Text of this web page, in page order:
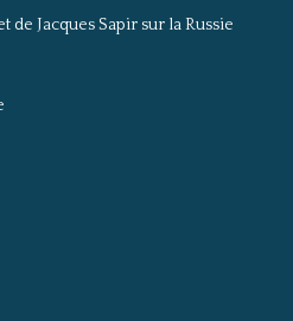
de Jacques Sapir sur la Russie